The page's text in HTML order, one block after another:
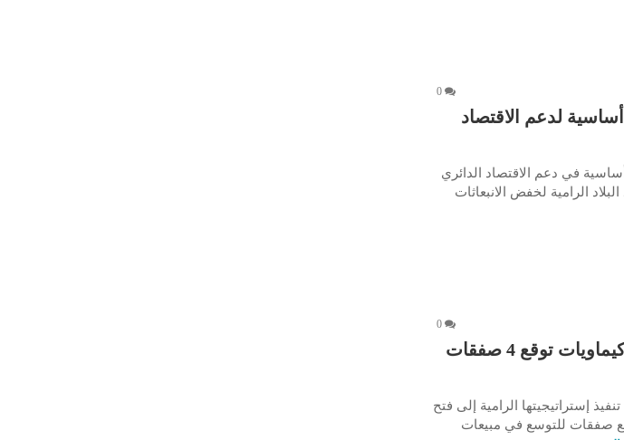
0
لدعم الاقتصاد
في دعم الاقتصاد الدائري
الرامية لخفض الانبعاثات
0
بروج الإماراتية للبتروكيماويات توقع 4 صفقات
إستراتيجيتها الرامية إلى فتح
صفقات للتوسع في مبيعات